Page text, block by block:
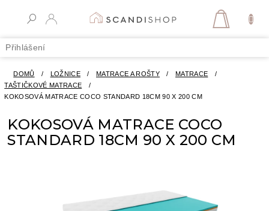
Přihlášení
DOMŮ / LOŽNICE / MATRACE A ROŠTY / MATRACE
/
TAŠTIČKOVÉ MATRACE
/
KOKOSOVÁ MATRACE COCO STANDARD 18CM 90 X 200 CM
KOKOSOVÁ MATRACE COCO
STANDARD 18CM 90 X 200 CM